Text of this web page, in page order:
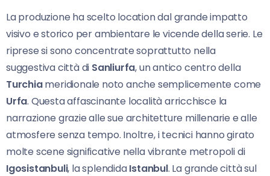
La produzione ha scelto location dal grande impatto
visivo e storico per ambientare le vicende della serie. Le
riprese si sono concentrate soprattutto nella
suggestiva città di Sanliurfa, un antico centro della
Turchiameridionale noto anche semplicemente come
Urfa. Questa affascinante località arricchisce la
narrazione grazie alle sue architetture millenarie e alle
atmosfere senza tempo. Inoltre, i tecnici hanno girato
molte scene significative nella vibrante metropoli di
Igosistanbuli, la splendidaIstanbul. La grande città sul